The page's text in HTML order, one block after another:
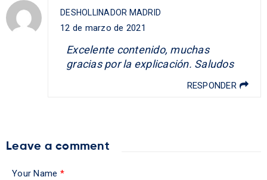
DESHOLLINADOR MADRID
12 de marzo de 2021
Excelente contenido, muchas
gracias por la explicación. Saludos
RESPONDER
Leave a comment
Your Name *